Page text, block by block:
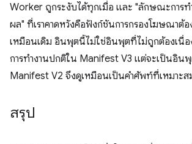
Worker ถูกระงับได้ทุกเมื่อ และ "ลักษณะการ
ผล" ที่เราคาดหวังคือฟังก์ชันการกรองโฆษณาต้อ
เหมือนเดิม อินพุตนี้ไม่ใช่อินพุตที่ไม่ถูกต้องเนื่
การทำงานปกติใน Manifest V3 แต่จะเป็นอิน
Manifest V2 จึงดูเหมือนเป็นคำศัพท์ที่เหมาะส
สรุป